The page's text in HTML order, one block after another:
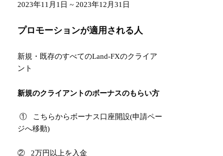
2023年11月1日 ~ 2023年12月31日
プロモーションが適用される人
新規・既存のすべてのLand-FXのクライア
ント
新規のクライアントのボーナスのもらい方
① こちらからボーナス口座開設(申請ペー
ジへ移動)
② 2万円以上を入金